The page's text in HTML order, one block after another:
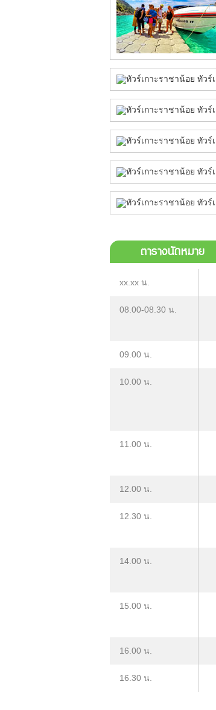
ตารางนัดหมาย
xx.xx น.
08.00-08.30 น.
09.00 น.
10.00 น.
11.00 น.
12.00 น.
12.30 น.
14.00 น.
15.00 น.
16.00 น.
16.30 น.